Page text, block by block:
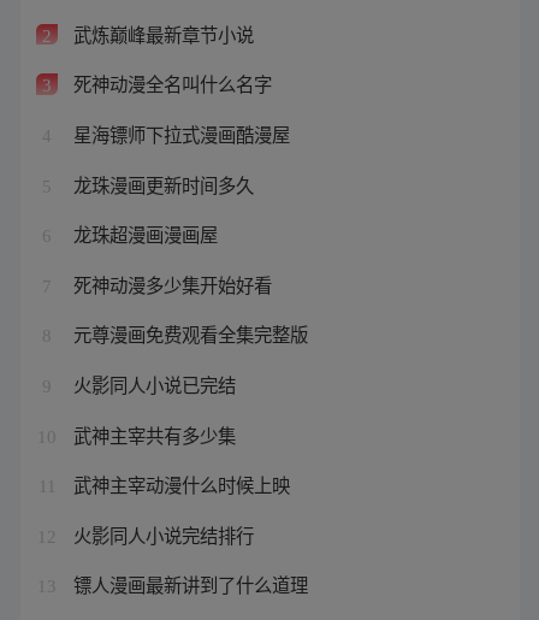
2 武炼巅峰最新章节小说
3 死神动漫全名叫什么名字
4 星海镖师下拉式漫画酷漫屋
5 龙珠漫画更新时间多久
6 龙珠超漫画漫画屋
7 死神动漫多少集开始好看
8 元尊漫画免费观看全集完整版
9 火影同人小说已完结
10 武神主宰共有多少集
武神主宰动漫什么时候上映
12 火影同人小说完结排行
13 镖人漫画最新讲到了什么道理